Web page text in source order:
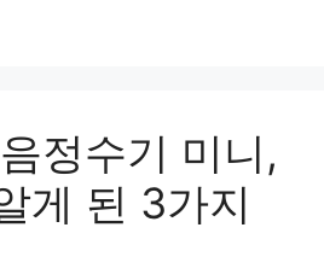
정수기 미니,
게 된 3가지